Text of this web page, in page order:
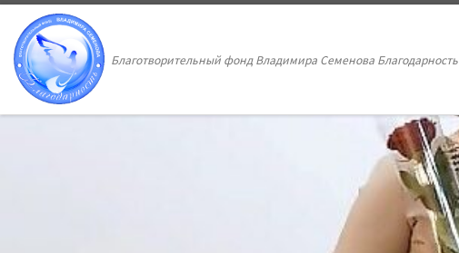
Перейти к содержимому
Благотворительный фонд Владимира Семенова Благодарность